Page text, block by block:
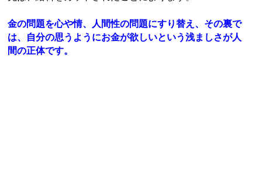
金の問題を心や情、人間性の問題にすり替え、その裏で
は、自分の思うようにお金が欲しいという浅ましさが人
間の正体です。